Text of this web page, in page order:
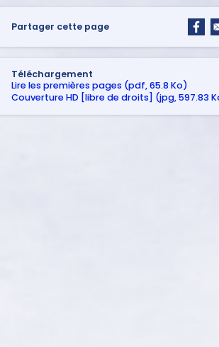
Partager cette page
Téléchargement
Lire les premières pages (pdf, 65.8 Ko)
Couverture HD [libre de droits] (jpg, 597.83